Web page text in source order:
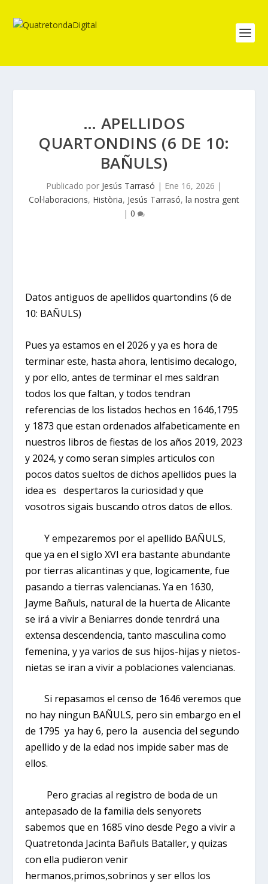
… APELLIDOS
QUARTONDINS (6 DE 10:
BAÑULS)
Publicado por Jesús Tarrasó | Ene 16, 2026 |
Col·laboracions, Història, Jesús Tarrasó, la nostra gent
| 0
Datos antiguos de apellidos quartondins (6 de
10: BAÑULS)
Pues ya estamos en el 2026 y ya es hora de
terminar este, hasta ahora, lentisimo decalogo,
y por ello, antes de terminar el mes saldran
todos los que faltan, y todos tendran
referencias de los listados hechos en 1646,1795
y 1873 que estan ordenados alfabeticamente en
nuestros libros de fiestas de los años 2019, 2023
y 2024, y como seran simples articulos con
pocos datos sueltos de dichos apellidos pues la
idea es despertaros la curiosidad y que
vosotros sigais buscando otros datos de ellos.
Y empezaremos por el apellido BAÑULS,
que ya en el siglo XVI era bastante abundante
por tierras alicantinas y que, logicamente, fue
pasando a tierras valencianas. Ya en 1630,
Jayme Bañuls, natural de la huerta de Alicante
se irá a vivir a Beniarres donde tenrdrá una
extensa descendencia, tanto masculina como
femenina, y ya varios de sus hijos-hijas y nietos-
nietas se iran a vivir a poblaciones valencianas.
Si repasamos el censo de 1646 veremos que
no hay ningun BAÑULS, pero sin embargo en el
de 1795 ya hay 6, pero la ausencia del segundo
apellido y de la edad nos impide saber mas de
ellos.
Pero gracias al registro de boda de un
antepasado de la familia dels senyorets
sabemos que en 1685 vino desde Pego a vivir a
Quatretonda Jacinta Bañuls Bataller, y quizas
con ella pudieron venir
hermanos,primos,sobrinos y ser ellos los